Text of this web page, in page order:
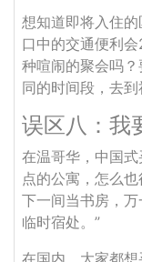
想知道即将入住
口中的交通便利
种喧闹的聚会吗
同的时间段，去到
误区八：我
在温哥华，中国
点的公寓，怎么
下一间当书房，
临时宿处。”
在国内，大家都